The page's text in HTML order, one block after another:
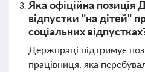
Яка офіційна
відпустки "на дітей"
соціальних
Держпраці підтримує
працівниця, яка